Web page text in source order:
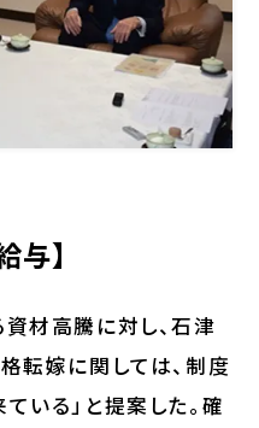
与】
材高騰に対し、石津
転嫁に関しては、制度
いる」と提案した。確